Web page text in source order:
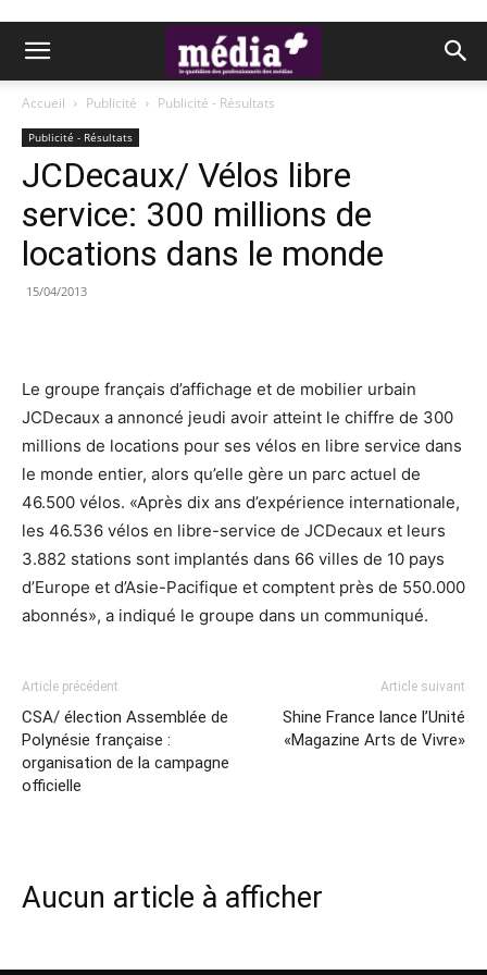
Accueil Publicité Publicité - Résultats
Publicité - Résultats
JCDecaux/ Vélos libre
service: 300 millions de
locations dans le monde
15/04/2013
Le groupe français d’affichage et de mobilier urbain
JCDecaux a annoncé jeudi avoir atteint le chiffre de 300
millions de locations pour ses vélos en libre service dans
le monde entier, alors qu’elle gère un parc actuel de
46.500 vélos. «Après dix ans d’expérience internationale,
les 46.536 vélos en libre-service de JCDecaux et leurs
3.882 stations sont implantés dans 66 villes de 10 pays
d’Europe et d’Asie-Pacifique et comptent près de 550.000
abonnés», a indiqué le groupe dans un communiqué.
Article précédent
CSA/ élection Assemblée de
Polynésie française :
organisation de la campagne
officielle
Article suivant
Shine France lance l’Unité
«Magazine Arts de Vivre»
Aucun article à afficher